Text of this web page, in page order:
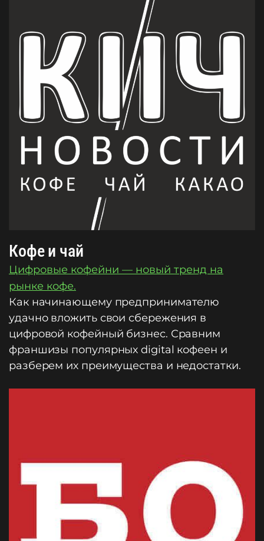
Кофе и чай
Цифровые кофейни — новый тренд на
рынке кофе.
Как начинающему предпринимателю
удачно вложить свои сбережения в
цифровой кофейный бизнес. Сравним
франшизы популярных digital кофеен и
разберем их преимущества и недостатки.